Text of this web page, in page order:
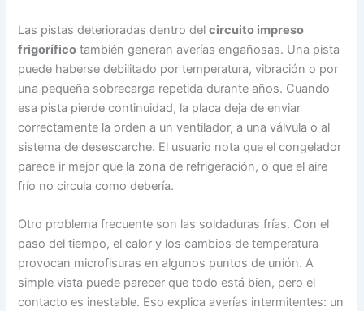
Las pistas deterioradas dentro delcircuito impreso
frigorífico también generan averías engañosas. Una pista
puede haberse debilitado por temperatura, vibración o por
una pequeña sobrecarga repetida durante años. Cuando
esa pista pierde continuidad, la placa deja de enviar
correctamente la orden a un ventilador, a una válvula o al
sistema de desescarche. El usuario nota que el congelador
parece ir mejor que la zona de refrigeración, o que el aire
frío no circula como debería.
Otro problema frecuente son las soldaduras frías. Con el
paso del tiempo, el calor y los cambios de temperatura
provocan microfisuras en algunos puntos de unión. A
simple vista puede parecer que todo está bien, pero el
contacto es inestable. Eso explica averías intermitentes: un